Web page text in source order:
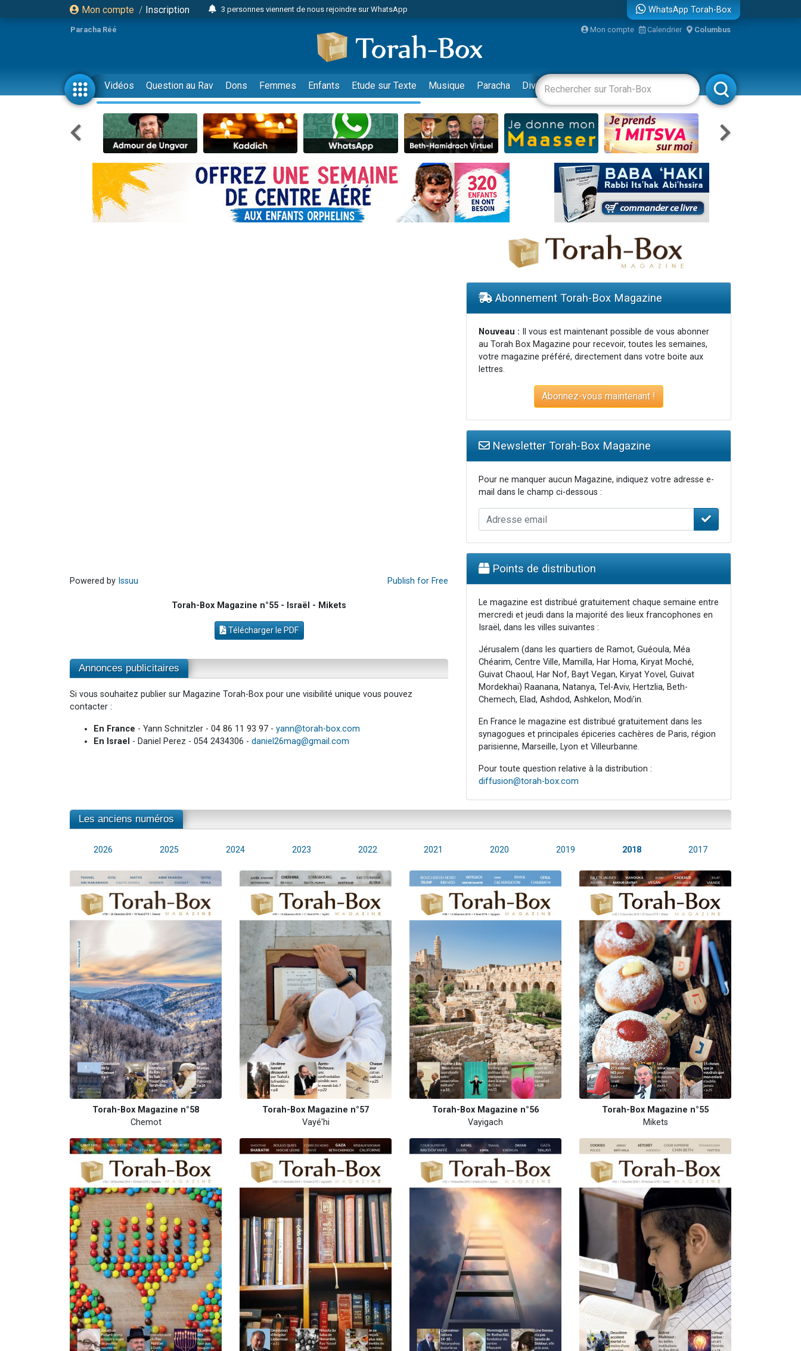
Mon compte / Inscription
Odaya vient de donner son Maasser
3 personnes viennent de faire un don pour Diane, 80 ans, dans un appartement insalubre
13 personnes viennent de demander une bénédiction
2 personnes viennent de nous rejoindre sur WhatsApp
30 personnes viennent de faire un don pour Sauvez la jambe de Yohan
Il reste 49 places pour étudier en groupe sur Zoom
12 nouvelles musiques dans Torah-Box Music
3 personnes viennent de nous rejoindre sur WhatsApp
2 personnes viennent de nous rejoindre sur WhatsApp
3 personnes viennent de nous rejoindre sur WhatsApp
2 nouvelles musiques dans Torah-Box Music
8 personnes viennent de faire un don pour Tsédaka : pauvres d'Israel
Nouvelle émission radio : Visions de grandeur n°104 : Le Chabbath et le Birkat Hamazone à travers le temps
WhatsApp Torah-Box
Paracha Réé Mon compte Calendrier Columbus
Vidéos Question au Rav Dons Femmes Enfants Etude sur Texte Musique Paracha Divertissements Livres Rabbanim
Powered by Issuu Publish for Free
Torah-Box Magazine n°55 - Israël - Mikets
Télécharger le PDF
Annonces publicitaires
Si vous souhaitez publier sur Magazine Torah-Box pour une visibilité unique vous pouvez
contacter :
En France - Yann Schnitzler - 04 86 11 93 97 - yann@torah-box.com
En Israel - Daniel Perez - 054 2434306 - daniel26mag@gmail.com
Abonnement Torah-Box Magazine
Nouveau : Il vous est maintenant possible de vous abonner
au Torah Box Magazine pour recevoir, toutes les semaines,
votre magazine préféré, directement dans votre boite aux
lettres.
Abonnez-vous maintenant !
Newsletter Torah-Box Magazine
Pour ne manquer aucun Magazine, indiquez votre adresse e-
mail dans le champ ci-dessous :
Points de distribution
Le magazine est distribué gratuitement chaque semaine entre
mercredi et jeudi dans la majorité des lieux francophones en
Israël, dans les villes suivantes :
Jérusalem (dans les quartiers de Ramot, Guéoula, Méa
Chéarim, Centre Ville, Mamilla, Har Homa, Kiryat Moché,
Guivat Chaoul, Har Nof, Bayt Vegan, Kiryat Yovel, Guivat
Mordekhai) Raanana, Natanya, Tel-Aviv, Hertzlia, Beth-
Chemech, Elad, Ashdod, Ashkelon, Modi'in.
En France le magazine est distribué gratuitement dans les
synagogues et principales épiceries cachères de Paris, région
parisienne, Marseille, Lyon et Villeurbanne.
Pour toute question relative à la distribution :
diffusion@torah-box.com
Les anciens numéros
2026 2025 2024 2023 2022 2021 2020 2019 2018 2017
Torah-Box Magazine n°58
Chemot
Torah-Box Magazine n°57
Vayé'hi
Torah-Box Magazine n°56
Vayigach
Torah-Box Magazine n°55
Mikets